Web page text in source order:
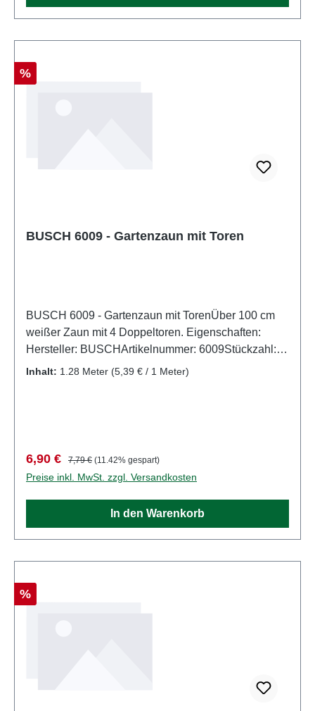
Rabatt
%
BUSCH 6009 - Gartenzaun mit Toren
BUSCH 6009 - Gartenzaun mit TorenÜber 100 cm
weißer Zaun mit 4 Doppeltoren. Eigenschaften:
Hersteller: BUSCHArtikelnummer: 6009Stückzahl:
Set aus mehreren TeilenEAN:
Inhalt: 1.28 Meter (5,39 € / 1 Meter)
Verkaufspreis:
6,90 € Regulärer Preis:
7,79 € (11.42% gespart)
Preise inkl. MwSt. zzgl. Versandkosten
In den Warenkorb
Rabatt
%